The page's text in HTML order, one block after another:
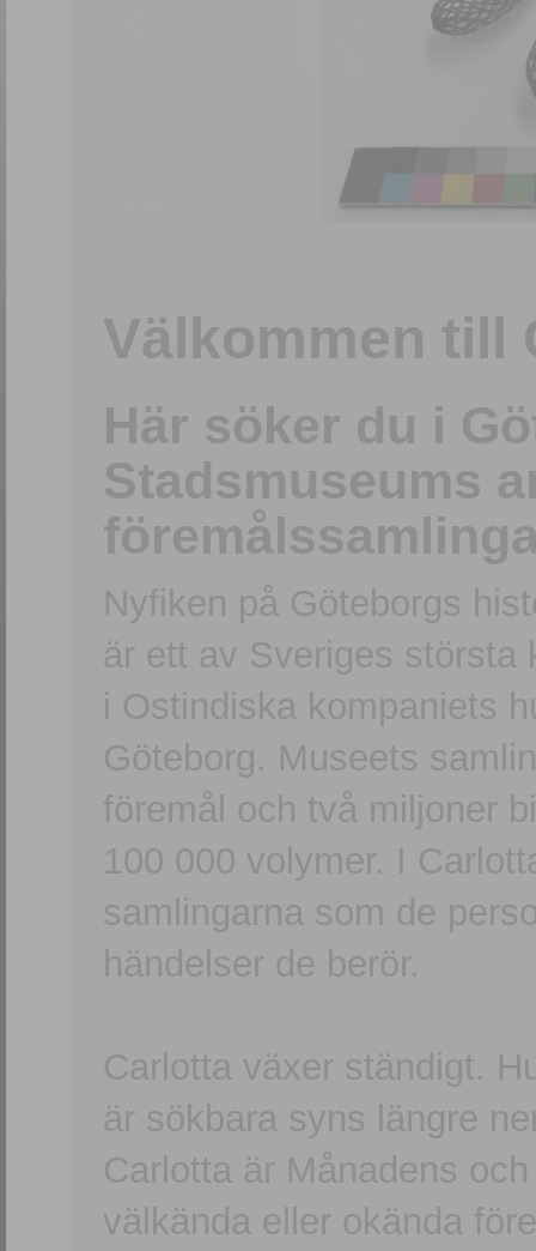
Välkommen till
Här söker du i
Stadsmuseums
Nyfiken på Göteborgs
är ett av Sveriges största
i Ostindiska kompaniets
Göteborg. Museets
föremål och två miljoner
100 000 volymer. I
samlingarna som de
händelser de berör.
Carlotta växer ständigt.
är sökbara syns längre
Carlotta är Månadens
välkända eller okända